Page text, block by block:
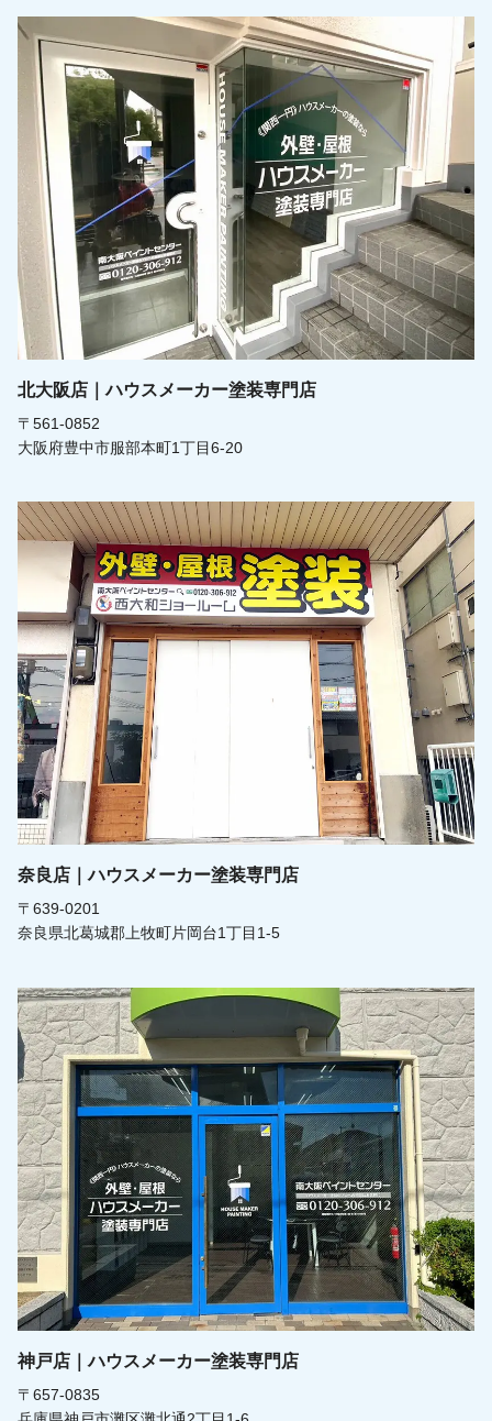
北大阪店｜ハウスメーカー塗装専門店
〒561-0852
大阪府豊中市服部本町1丁目6-20
奈良店｜ハウスメーカー塗装専門店
〒639-0201
奈良県北葛城郡上牧町片岡台1丁目1-5
神戸店｜ハウスメーカー塗装専門店
〒657-0835